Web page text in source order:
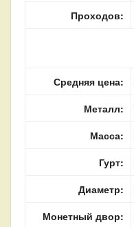
Проходов:
Средняя цена:
Металл:
Масса:
Гурт:
Диаметр:
Монетный двор: